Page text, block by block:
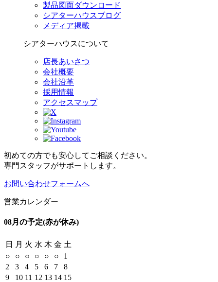
製品図面ダウンロード
シアターハウスブログ
メディア掲載
シアターハウスについて
店長あいさつ
会社概要
会社沿革
採用情報
アクセスマップ
初めての方でも安心してご相談ください。
専門スタッフがサポートします。
お問い合わせフォームへ
営業カレンダー
08月の予定(赤が休み)
日 月 火 水 木 金 土
○
○ ○ ○ ○ ○
1
2
3 4 5 6 7
8
9
10 11 12 13 14 15